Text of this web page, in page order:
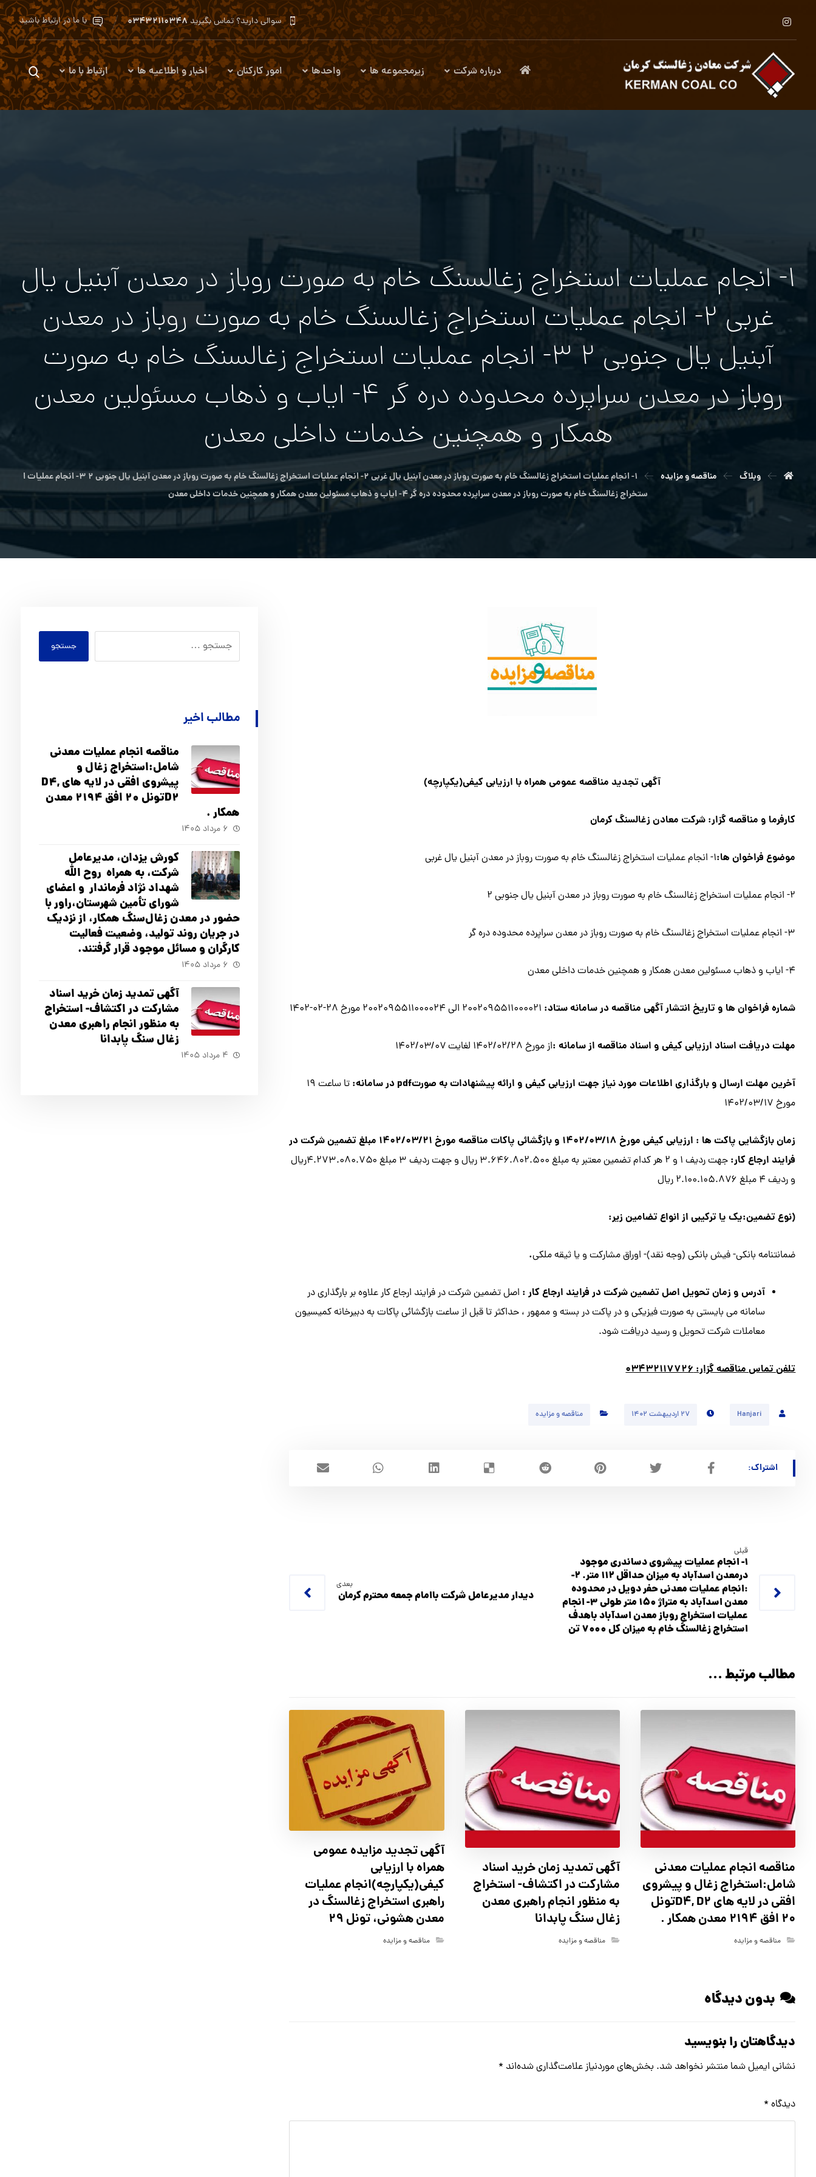
با ما در ارتباط باشید سوالی دارید؟ تماس بگیرید۰۳۴۳۲۱۱۰۳۴۸
درباره شرکت زیرمجموعه ها واحدها امور کارکنان اخبار و اطلاعیه ها ارتباط با ما
۱- انجام عملیات استخراج زغالسنگ خام به صورت روباز در معدن آبنيل یال
غربي ۲- انجام عملیات استخراج زغالسنگ خام به صورت روباز در معدن
آبنيل یال جنوبي ۲ ۳- انجام عملیات استخراج زغالسنگ خام به صورت
روباز در معدن سراپرده محدوده دره گر ۴- ایاب و ذهاب مسئولين معدن
همكار و همچنين خدمات داخلي معدن
وبلاگ مناقصه و مزایده
۱- انجام عملیات استخراج زغالسنگ خام به صورت روباز در معدن آبنيل یال غربي ۲- انجام عملیات استخراج زغالسنگ خام به صورت روباز در معدن آبنيل یال جنوبي ۲ ۳- انجام عملیات ا
ستخراج زغالسنگ خام به صورت روباز در معدن سراپرده محدوده دره گر ۴- ایاب و ذهاب مسئولين معدن همكار و همچنين خدمات داخلي معدن
آگهي تجدید مناقصه عمومی همراه با ارزیابی کیفی(یکپارچه)
كارفرما و مناقصه گزار: شركت معادن زغالسنگ كرمان
موضوع فراخوان ها:۱- انجام عملیات استخراج زغالسنگ خام به صورت روباز در معدن آبنيل یال غربي
۲- انجام عملیات استخراج زغالسنگ خام به صورت روباز در معدن آبنيل یال جنوبي ۲
۳- انجام عملیات استخراج زغالسنگ خام به صورت روباز در معدن سراپرده محدوده دره گر
۴- ایاب و ذهاب مسئولين معدن همكار و همچنين خدمات داخلي معدن
شماره فراخوان ها و تاريخ انتشار آگهي مناقصه در سامانه ستاد: ۲۰۰۲۰۹۵۵۱۱۰۰۰۰۲۱ الی ۲۰۰۲۰۹۵۵۱۱۰۰۰۰۲۴ مورخ ۲۸-۰۲-۱۴۰۲
مهلت دریافت اسناد ارزيابي كيفي و اسناد مناقصه از سامانه :از مورخ ۱۴۰۲/۰۲/۲۸ لغايت ۱۴۰۲/۰۳/۰۷
آخرين مهلت ارسال و بارگذاري اطلاعات مورد نياز جهت ارزيابي كيفي و ارائه پیشنهادات به صورتpdf در سامانه:
تا ساعت ۱۹
مورخ ۱۴۰۲/۰۳/۱۷
زمان بازگشایی پاکت ها : ارزيابي كيفي مورخ ۱۴۰۲/۰۳/۱۸ و بازگشائي پاكات مناقصه مورخ ۱۴۰۲/۰۳/۲۱ مبلغ تضمین شرکت در
فرایند ارجاع کار:
جهت رديف ۱ و ۲ هر کدام تضمین معتبر به مبلغ ۳.۶۴۶.۸۰۲.۵۰۰ ريال و جهت رديف ۳ مبلغ ۴.۲۷۳.۰۸۰.۷۵۰ریال
و ردیف ۴ مبلغ ۲.۱۰۰.۱۰۵.۸۷۶ ريال
(نوع تضمين:يك يا تركيبي از انواع تضامين زير:
ضمانتنامه بانکی- فیش بانکی (وجه نقد)- اوراق مشارکت و يا ثیقه ملکی.
آدرس و زمان تحويل اصل تضمين شركت در فرايند ارجاع كار : اصل تضمين شركت در فرايند ارجاع كار علاوه بر بارگذاري در
سامانه مي بايستي به صورت فيزيكي و در پاكت در بسته و ممهور ، حداكثر تا قبل از ساعت بازگشائي پاكات به دبيرخانه كميسيون
معاملات شركت تحويل و رسيد دريافت شود.
تلفن تماس مناقصه گزار: ۰۳۴۳۲۱۱۷۷۲۶
Hanjari ۲۷ اردیبهشت ۱۴۰۲ مناقصه و مزایده
قبلی
۱- انجام عملیات پیشروی دساندری موجود
درمعدن اسدآباد به میزان حداقل ۱۱۲ متر. ۲-
:انجام عمليات معدني حفر دویل در محدوده
معدن اسدآباد به متراژ ۱۵۰ متر طولی ۳- انجام
عملیات استخراج روباز معدن اسدآباد باهدف
استخراج زغالسنگ خام به میزان کل ۷۰۰۰ تن
بعدی
دیدار مدیرعامل شرکت باامام جمعه محترم کرمان
مطالب مرتبط ...
مناقصه انجام عملیات معدنی
شامل:استخراج زغال و پیشروی
افقی در لایه های D4, D2تونل
20 افق 2194 معدن همکار .
مناقصه و مزایده
آگهي تمدید زمان خرید اسناد
مشارکت در اکتشاف- استخراج
به منظور انجام راهبری معدن
زغال سنگ پابدانا
مناقصه و مزایده
آگهي تجدید مزايده عمومی
همراه با ارزیابی
کیفی(یکپارچه)انجام عملیات
راهبری استخراج زغالسنگ در
معدن هشونی، تونل ۲۹
مناقصه و مزایده
بدون دیدگاه
دیدگاهتان را بنویسید
نشانی ایمیل شما منتشر نخواهد شد. بخش‌های موردنیاز علامت‌گذاری شده‌اند *
دیدگاه *
جستجو
مطالب اخیر
مناقصه انجام عملیات معدنی
شامل:استخراج زغال و
پیشروی افقی در لایه های D4,
D2تونل 20 افق 2194 معدن
همکار .
۶ مرداد ۱۴۰۵
کورش یزدان، مدیرعامل
شرکت، به همراه روح الله
شهداد نژاد فرماندار و اعضای
شورای تأ‌مین شهرستان،راور با
حضور در معدن زغال‌سنگ همکار، از نزدیک
در جریان روند تولید، وضعیت فعالیت
کارگران و مسائل موجود قرار گرفتند.
۶ مرداد ۱۴۰۵
آگهي تمدید زمان خرید اسناد
مشارکت در اکتشاف- استخراج
به منظور انجام راهبری معدن
زغال سنگ پابدانا
۴ مرداد ۱۴۰۵